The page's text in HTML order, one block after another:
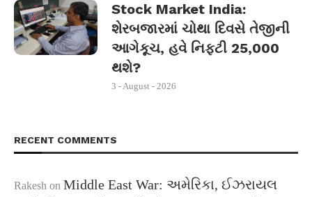
Stock Market India:
શેરબજારમાં ચોથા દિવસે તેજીની
આગેકૂચ, હવે નિફ્ટી 25,000
થશે?
3 - August - 2026
RECENT COMMENTS
Rakesh on Middle East War: અમેરિકા, ઈઝરાયલ